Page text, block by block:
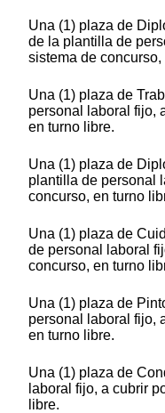
Una (1) plaza de
de la plantilla de
sistema de
Una (1) plaza de
personal laboral fijo,
en turno libre.
Una (1) plaza de
plantilla de personal
concurso, en turno
Una (1) plaza de
de personal laboral
concurso, en turno
Una (1) plaza de
personal laboral fijo,
en turno libre.
Una (1) plaza de
laboral fijo, a cubrir
libre.